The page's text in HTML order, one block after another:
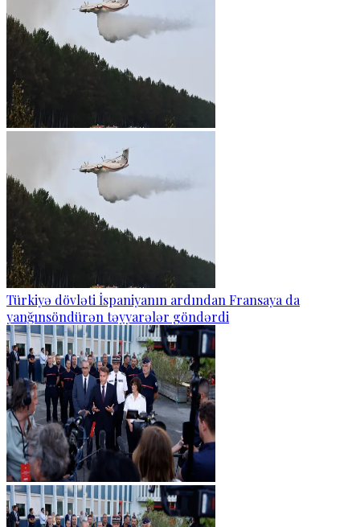
Türkiyə dövləti İspaniyanın ardından Fransaya da
yanğınsöndürən təyyarələr göndərdi